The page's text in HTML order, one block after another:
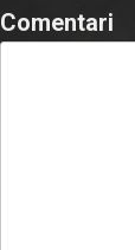
Comentari